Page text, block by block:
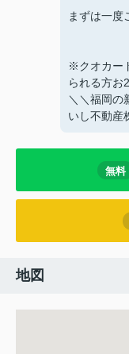
まずは一度
※クオカー
られる方お
＼＼福岡の
いし不動産
無料
地図